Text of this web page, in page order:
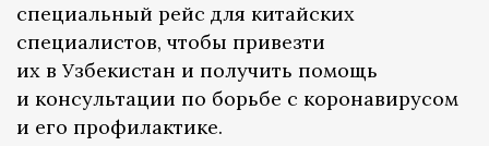
специальный рейс для китайских
специалистов, чтобы привезти
их в Узбекистан и получить помощь
и консультации по борьбе с коронавирусом
и его профилактике.